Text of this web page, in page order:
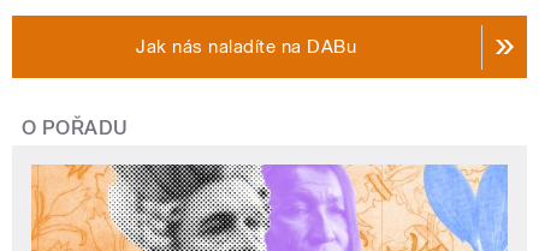
Jak nás naladíte na DABu
O POŘADU